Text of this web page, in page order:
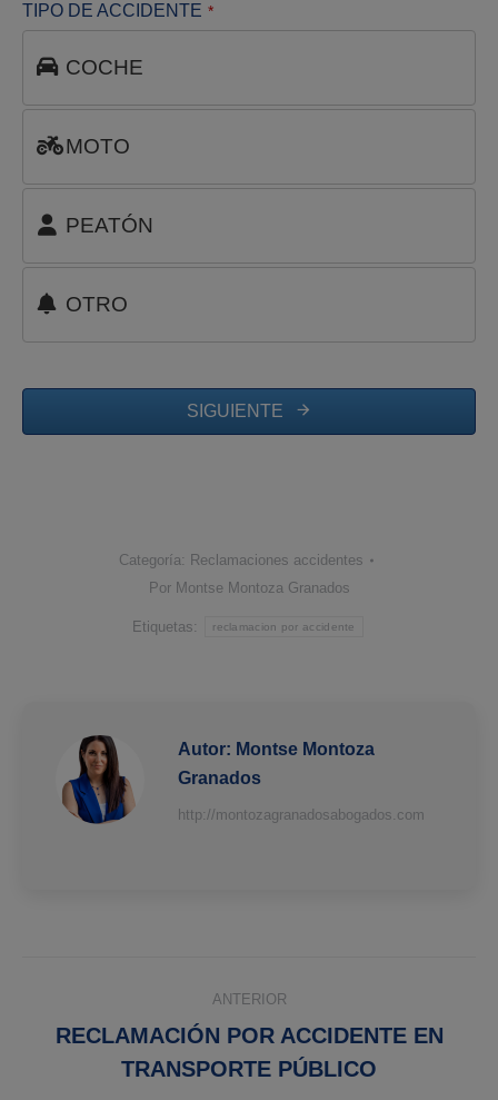
TIPO DE ACCIDENTE *
COCHE
MOTO
PEATÓN
OTRO
SIGUIENTE
Categoría: Reclamaciones accidentes
Por Montse Montoza Granados
Etiquetas: reclamacion por accidente
Autor: Montse Montoza
Granados
http://montozagranadosabogados.com
entre
publicaciones
ANTERIOR
Publicación
anterior:
RECLAMACIÓN POR ACCIDENTE EN
TRANSPORTE PÚBLICO